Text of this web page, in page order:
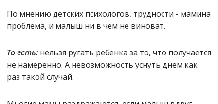
По мнению детских психологов, трудности - мамина
проблема, и малыш ни в чем не виноват.
То есть: нельзя ругать ребенка за то, что получается
не намеренно. А невозможность уснуть днем как
раз такой случай.